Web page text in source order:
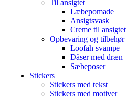
Til ansigtet
Læbepomade
Ansigtsvask
Creme til ansigtet
Opbevaring og tilbehør
Loofah svampe
Dåser med dræn
Sæbeposer
Stickers
Stickers med tekst
Stickers med motiver